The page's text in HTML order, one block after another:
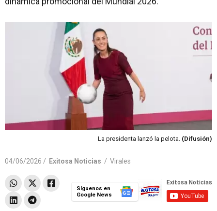
La presidenta lanzó la pelota. (Difusión)
04/06/2026 / Exitosa Noticias / Virales
Síguenos en
Google News